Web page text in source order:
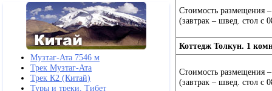
Музтаг-Ата 7546 м
Трек Музтаг-Ата
Трек К2 (Китай)
Туры и треки, Тибет
Стоимость размещения
(завтрак – швед. стол с
Коттедж Толкун. 1
Стоимость размещения
(завтрак – швед. стол с